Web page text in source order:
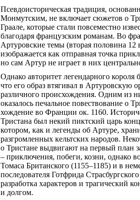
Псевдоисторическая традиция,
Монмутским, не включает сюжетов о
Граале, которые стали повсеместно
благодаря французским романам. Во
Артуровские темы (вторая половина 12
изображается как отправная точка
но сам Артур не играет в них
Однако авторитет легендарного короля
что его образ втягивал в Артуровскую
различного происхождения. Одним из
оказалось печальное повествование о
хождение во Франции ок. 1160.
Тристана был некий пиктский царь
котором, как и легенды об Артуре,
разгромленных кельтских народов.
о Тристане выдвигают на первый план
– приключения, побеги, козни, однако
Томаса Британского (1155–1185) и в
последователя Готфрида
разработка характеров и трагический
и долгом.